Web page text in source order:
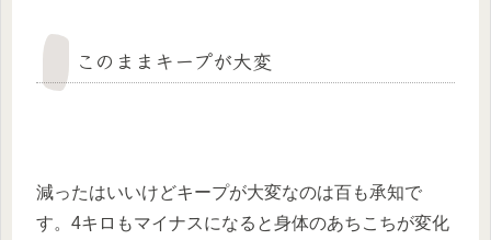
このままキープが大変
減ったはいいけどキープが大変なのは百も承知で
す。4キロもマイナスになると身体のあちこちが変化